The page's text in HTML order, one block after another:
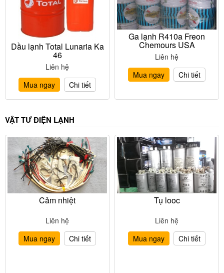
Dầu lạnh Total Lunaria Ka
46
Liên hệ
Mua ngay
Chi tiết
Ga lạnh R410a Freon
Chemours USA
Liên hệ
Mua ngay
Chi tiết
VẬT TƯ ĐIỆN LẠNH
Cảm nhiệt
Liên hệ
Mua ngay
Chi tiết
Tụ looc
Liên hệ
Mua ngay
Chi tiết